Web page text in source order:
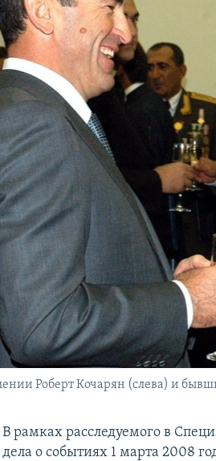
Роберт Кочарян (слева) и
В рамках расследуемого в
дела о событиях 1 марта 2008